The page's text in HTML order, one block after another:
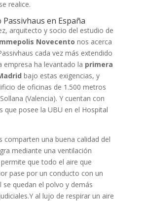
realice.
en España
arquitecto y socio del estudio de
Novecento nos acerca
cada vez más extendido
empresa ha levantado la primera
bajo estas exigencias, y
de oficinas de 1.500 metros
(Valencia). Y cuentan con
que posee la UBU en el Hospital
comparten una buena calidad del
mediante una ventilación
que todo el aire que
pase por un conducto con un
se quedan el polvo y demás
al lujo de respirar un aire